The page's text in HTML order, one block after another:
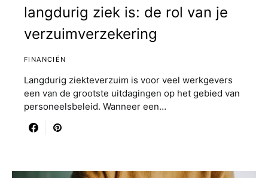
langdurig ziek is: de rol van je
verzuimverzekering
FINANCIËN
Langdurig ziekteverzuim is voor veel werkgevers
een van de grootste uitdagingen op het gebied van
personeelsbeleid. Wanneer een…